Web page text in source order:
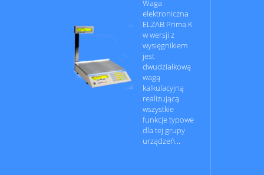
Waga
elektroniczna
ELZAB Prima K
w wersji z
wysięgnikiem
jest
dwudziałkową
wagą
kalkulacyjną
realizującą
wszystkie
funkcje typowe
dla tej grupy
urządzeń...